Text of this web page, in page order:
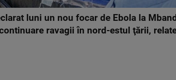
luni un nou focar de Ebola la
ravagii în nord-estul ţării,